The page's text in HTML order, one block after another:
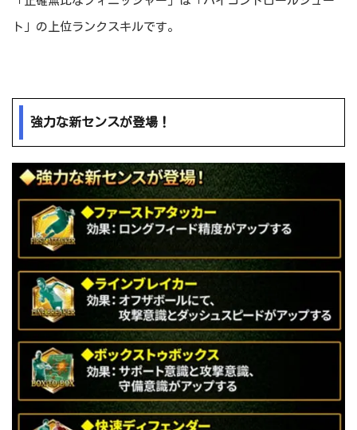
ト」の上位ランクスキルです。
強力な新センスが登場！